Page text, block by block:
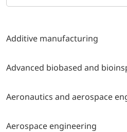
Additive manufacturing
Advanced biobased and
Aeronautics and aerospace
Aerospace engineering